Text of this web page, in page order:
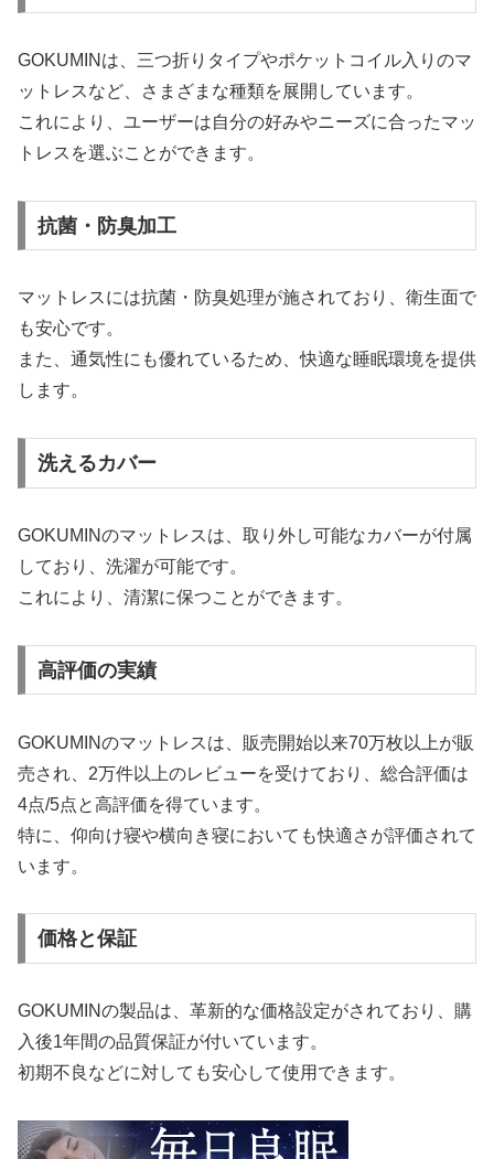
GOKUMINは、三つ折りタイプやポケットコイル入りのマ
ットレスなど、さまざまな種類を展開しています。
これにより、ユーザーは自分の好みやニーズに合ったマッ
トレスを選ぶことができます。
抗菌・防臭加工
マットレスには抗菌・防臭処理が施されており、衛生面で
も安心です。
また、通気性にも優れているため、快適な睡眠環境を提供
します。
洗えるカバー
GOKUMINのマットレスは、取り外し可能なカバーが付属
しており、洗濯が可能です。
これにより、清潔に保つことができます。
高評価の実績
GOKUMINのマットレスは、販売開始以来70万枚以上が販
売され、2万件以上のレビューを受けており、総合評価は
4点/5点と高評価を得ています。
特に、仰向け寝や横向き寝においても快適さが評価されて
います。
価格と保証
GOKUMINの製品は、革新的な価格設定がされており、購
入後1年間の品質保証が付いています。
初期不良などに対しても安心して使用できます。